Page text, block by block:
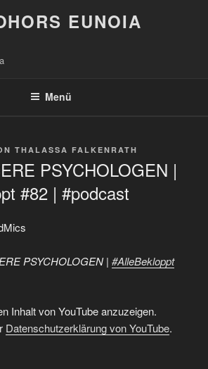
EUNOIA
Menü
THALASSA FALKENRATH
PSYCHOLOGEN |
#82 | #podcast
PSYCHOLOGEN | #AlleBekloppt
Inhalt von YouTube anzuzeigen.
Datenschutzerklärung von YouTube.